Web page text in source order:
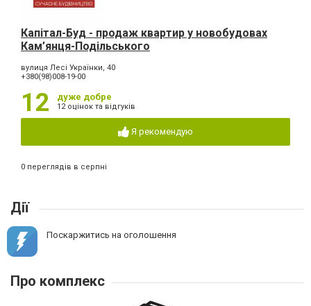
Капітал-Буд - продаж квартир у новобудовах
Кам’янця-Подільського
вулиця Лесі Українки, 40
+380(98)008-19-00
12 дуже добре
12 оцінок та відгуків
Я рекомендую
0 переглядів в серпні
Дії
Поскаржитись на оголошення
Про комплекс